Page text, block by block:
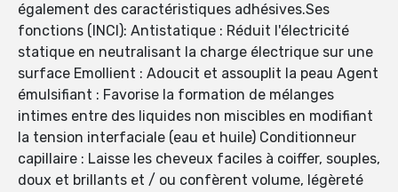
également des caractéristiques adhésives.Ses
fonctions (INCI): Antistatique : Réduit l'électricité
statique en neutralisant la charge électrique sur une
surface Emollient : Adoucit et assouplit la peau Agent
émulsifiant : Favorise la formation de mélanges
intimes entre des liquides non miscibles en modifiant
la tension interfaciale (eau et huile) Conditionneur
capillaire : Laisse les cheveux faciles à coiffer, souples,
doux et brillants et / ou confèrent volume, légèreté